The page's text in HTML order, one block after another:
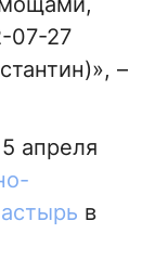
07-27
–
апреля
в